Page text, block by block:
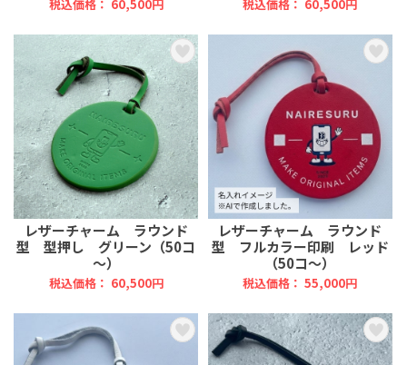
税込価格： 60,500円 税込価格： 60,500円
レザーチャーム ラウンド
型 型押し グリーン（50コ
～）
税込価格： 60,500円
レザーチャーム ラウンド
型 フルカラー印刷 レッド
（50コ～）
税込価格： 55,000円